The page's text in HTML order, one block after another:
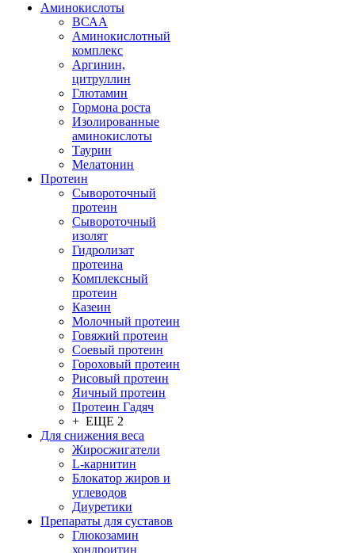
Аминокислоты
ВСАА
Аминокислотный
комплекс
Аргинин,
цитруллин
Глютамин
Гормона роста
Изолированные
аминокислоты
Таурин
Мелатонин
Протеин
Сывороточный
протеин
Сывороточный
изолят
Гидролизат
протеина
Комплексный
протеин
Казеин
Молочный протеин
Говяжий протеин
Соевый протеин
Гороховый протеин
Рисовый протеин
Яичный протеин
Протеин Гадяч
+ ЕЩЕ 2
Для снижения веса
Жиросжигатели
L-карнитин
Блокатор жиров и
углеводов
Диуретики
Препараты для суставов
Глюкозамин
хондроитин